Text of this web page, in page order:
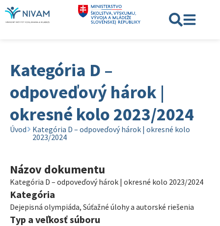
Kategória D –
odpoveďový hárok |
okresné kolo 2023/2024
Úvod
Kategória D – odpoveďový hárok | okresné kolo
2023/2024
Názov dokumentu
Kategória D – odpoveďový hárok | okresné kolo 2023/2024
Kategória
Dejepisná olympiáda, Súťažné úlohy a autorské riešenia
Typ a veľkosť súboru